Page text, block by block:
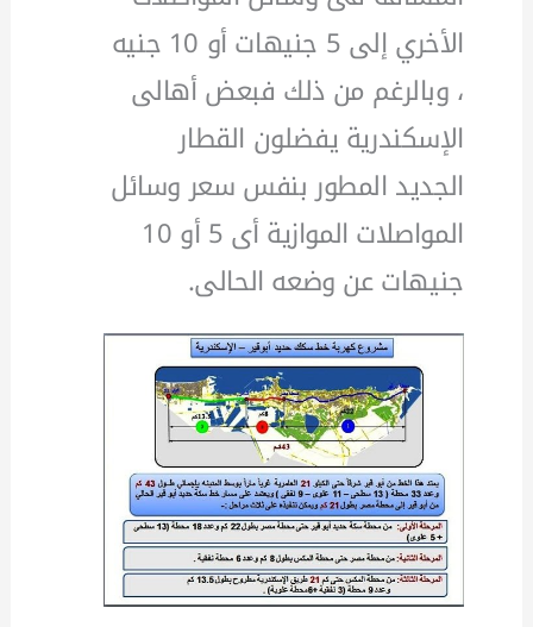
الأخري إلى 5 جنيهات أو 10 جنيه
، وبالرغم من ذلك فبعض أهالى
الإسكندرية يفضلون القطار
الجديد المطور بنفس سعر وسائل
المواصلات الموازية أى 5 أو 10
جنيهات عن وضعه الحالى.